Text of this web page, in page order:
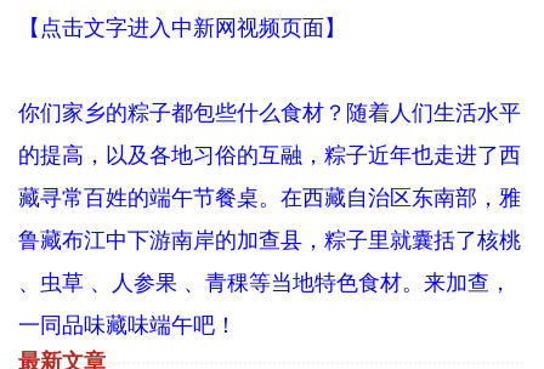
【点击文字进入中新网视频页面】
你们家乡的粽子都包些什么食材？随着人们生活水平
的提高，以及各地习俗的互融，粽子近年也走进了西
藏寻常百姓的端午节餐桌。在西藏自治区东南部，雅
鲁藏布江中下游南岸的加查县，粽子里就囊括了核桃
、虫草 、人参果 、青稞等当地特色食材。来加查，
一同品味藏味端午吧！
最新文章